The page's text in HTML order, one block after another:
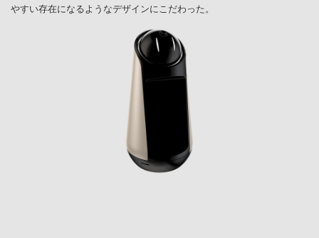
やすい存在になるようなデザインにこだわった。